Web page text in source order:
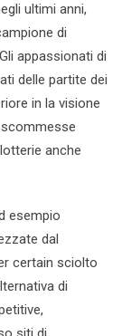
ultimi anni,
di
appassionati di
delle partite dei
in la visione
anche
esempio
dal
certain sciolto
di